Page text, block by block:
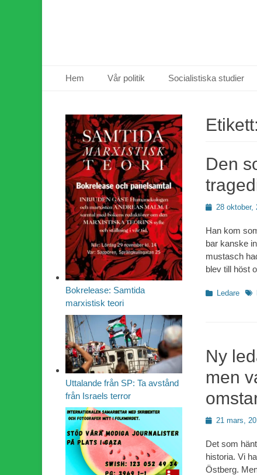
Primär meny
Hem Vår politik Socialistiska studier
Etikett:
Den
Publicerad
28 oktober,
Han kom
bar kanske
mustasch
blev till höst
Kategorier
Ledare
Ny
men
Publicerad
21 mars,
Det som
historia. Vi
Östberg.
Bokrelease: Samtida
marxistisk teori
Uttalande från SP: Ta avstånd
från Israels terror